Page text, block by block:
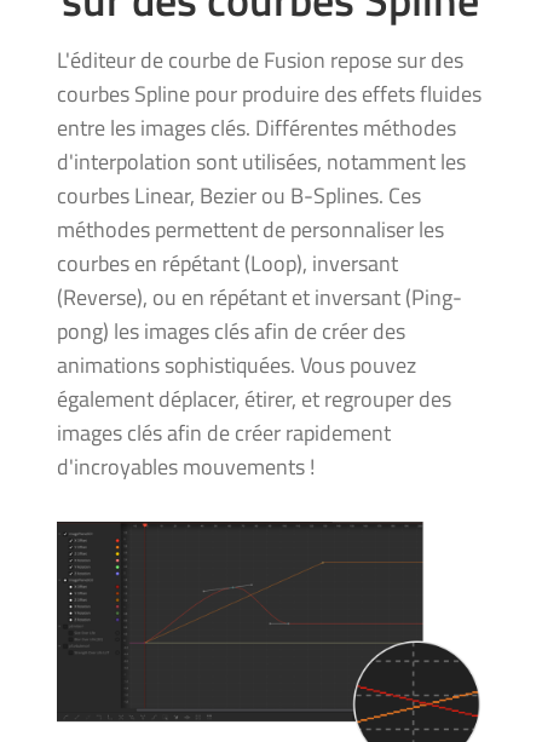
L'éditeur de courbe de Fusion repose sur des
courbes Spline pour produire des effets fluides
entre les images clés. Différentes méthodes
d'interpolation sont utilisées, notamment les
courbes Linear, Bezier ou B-Splines. Ces
méthodes permettent de personnaliser les
courbes en répétant (Loop), inversant
(Reverse), ou en répétant et inversant (Ping-
pong) les images clés afin de créer des
animations sophistiquées. Vous pouvez
également déplacer, étirer, et regrouper des
images clés afin de créer rapidement
d'incroyables mouvements !